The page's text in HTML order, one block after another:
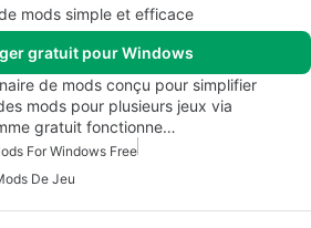
mods simple et efficace
gratuit pour Windows
de mods conçu pour simplifier
mods pour plusieurs jeux via
gratuit fonctionne…
For Windows Free
De Jeu